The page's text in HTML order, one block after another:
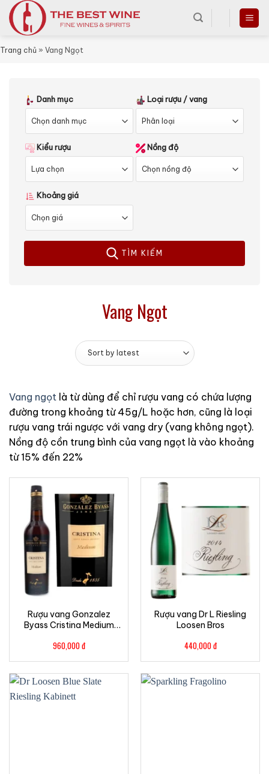
Skip
to
content
Trang chủ » Vang Ngọt
Danh mục Loại rượu / vang
Kiểu rượu Nồng độ
Khoảng giá
TÌM KIẾM
Vang Ngọt
Vang ngọt là từ dùng để chỉ rượu vang có chứa lượng
đường trong khoảng từ 45g/L hoặc hơn, cũng là loại
rượu vang trái ngược với vang dry (vang không ngọt).
Nồng độ cồn trung bình của vang ngọt là vào khoảng
từ 15% đến 22%
Rượu vang Gonzalez
Byass Cristina Medium
960,000đ
Rượu vang Dr L Riesling
Loosen Bros
440,000đ